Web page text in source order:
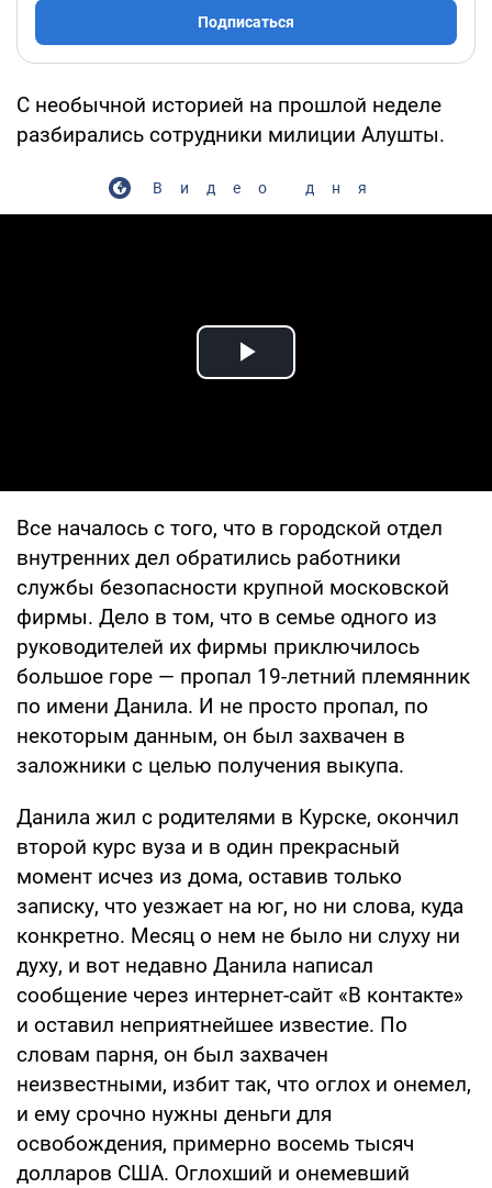
Подписаться
С необычной историей на прошлой неделе
разбирались сотрудники милиции Алушты.
Видео дня
Play Video
Все началось с того, что в городской отдел
внутренних дел обратились работники
службы безопасности крупной московской
фирмы. Дело в том, что в семье одного из
руководителей их фирмы приключилось
большое горе — пропал 19-летний племянник
по имени Данила. И не просто пропал, по
некоторым данным, он был захвачен в
заложники с целью получения выкупа.
Данила жил с родителями в Курске, окончил
второй курс вуза и в один прекрасный
момент исчез из дома, оставив только
записку, что уезжает на юг, но ни слова, куда
конкретно. Месяц о нем не было ни слуху ни
духу, и вот недавно Данила написал
сообщение через интернет-сайт «В контакте»
и оставил неприятнейшее известие. По
словам парня, он был захвачен
неизвестными, избит так, что оглох и онемел,
и ему срочно нужны деньги для
освобождения, примерно восемь тысяч
долларов США. Оглохший и онемевший